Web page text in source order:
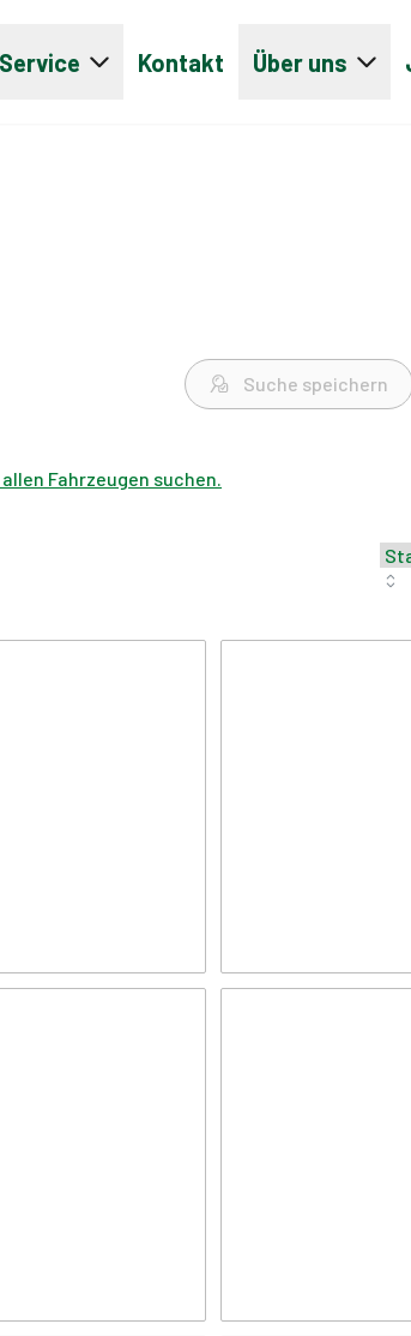
Service Kontakt Über uns
Suche speichern
allen Fahrzeugen suchen.